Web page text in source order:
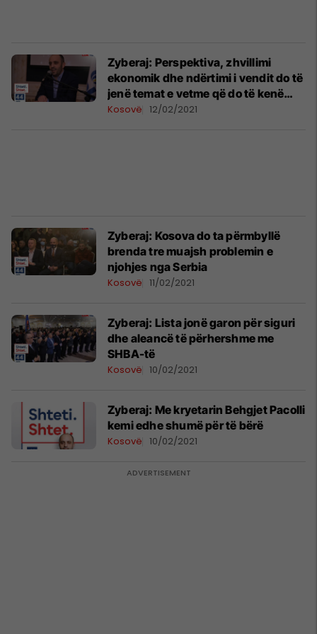
Zyberaj: Perspektiva, zhvillimi
ekonomik dhe ndërtimi i vendit do të
jenë temat e vetme që do të kenë
prioritet
Kosovë 12/02/2021
Zyberaj: Kosova do ta përmbyllë
brenda tre muajsh problemin e
njohjes nga Serbia
Kosovë 11/02/2021
Zyberaj: Lista jonë garon për siguri
dhe aleancë të përhershme me
SHBA-të
Kosovë 10/02/2021
Zyberaj: Me kryetarin Behgjet Pacolli
kemi edhe shumë për të bërë
Kosovë 10/02/2021